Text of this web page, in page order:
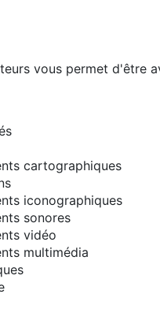
vous permet d'être
cartographiques
iconographiques
sonores
vidéo
multimédia